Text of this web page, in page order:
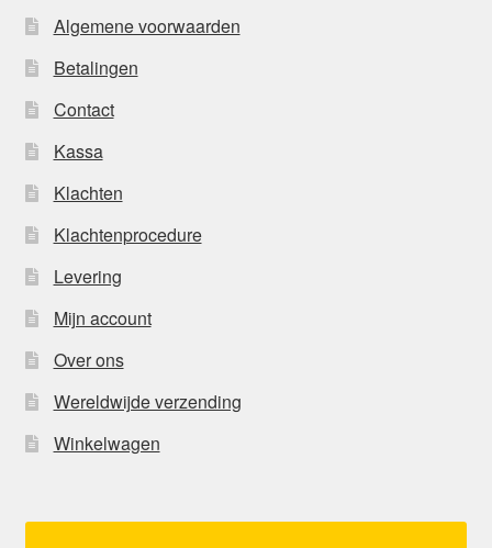
Algemene voorwaarden
Betalingen
Contact
Kassa
Klachten
Klachtenprocedure
Levering
Mijn account
Over ons
Wereldwijde verzending
Winkelwagen